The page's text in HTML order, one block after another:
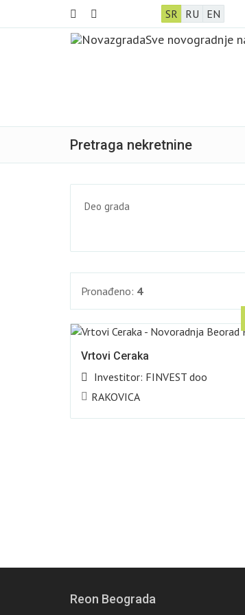
SR RU EN
Pretraga nekretnine
Deo grada
Pronađeno: 4
Vrtovi Ceraka
Investitor: FINVEST doo
RAKOVICA
Reon Beograda